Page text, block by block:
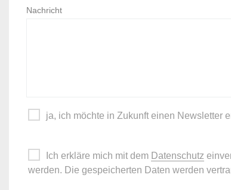
Nachricht
ja, ich möchte in Zukunft einen Newsletter
Ich erkläre mich mit dem Datenschutz
werden. Die gespeicherten Daten werden